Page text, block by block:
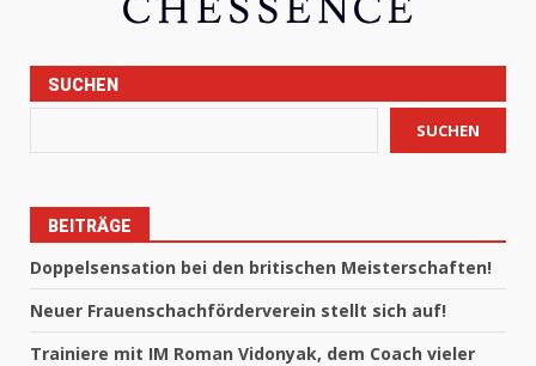
SUCHEN
SUCHEN
BEITRÄGE
Doppelsensation bei den britischen Meisterschaften!
Neuer Frauenschachförderverein stellt sich auf!
Trainiere mit IM Roman Vidonyak, dem Coach vieler